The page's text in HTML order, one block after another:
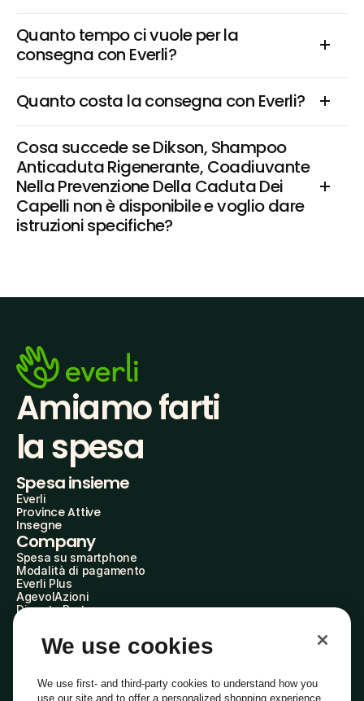
Quanto tempo ci vuole per la
consegna con Everli?
Quanto costa la consegna con Everli?
Cosa succede se Dikson, Shampoo
Anticaduta Rigenerante, Coadiuvante
Nella Prevenzione Della Caduta Dei
Capelli non è disponibile e voglio dare
istruzioni specifiche?
Amiamo farti
la spesa
Spesa insieme
Everli
Province Attive
Insegne
Company
Spesa su smartphone
Modalità di pagamento
Everli Plus
AgevolAzioni
Diventa Partner
Everli Shoppers
About Us
Everli News
Domande frequenti
We use cookies
We use first- and third-party cookies to understand how you
use our site and to offer a personalized shopping experience